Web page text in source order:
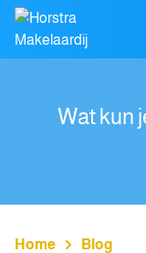
Spring naar inhoud
Wat kun
Home
Blog